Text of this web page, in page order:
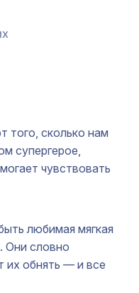
того, сколько нам
супергерое,
чувствовать
любимая мягкая
Они словно
их обнять — и все